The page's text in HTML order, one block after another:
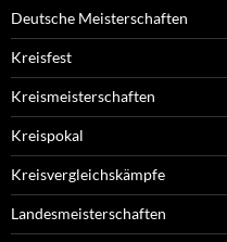
Deutsche Meisterschaften
Kreisfest
Kreismeisterschaften
Kreispokal
Kreisvergleichskämpfe
Landesmeisterschaften